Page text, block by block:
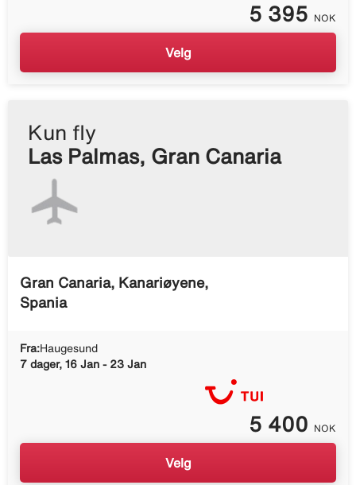
5 395 NOK
Velg
Kun fly
Las Palmas, Gran Canaria
Gran Canaria, Kanariøyene,
Spania
Fra:Haugesund
7 dager, 16 Jan - 23 Jan
5 400 NOK
Velg